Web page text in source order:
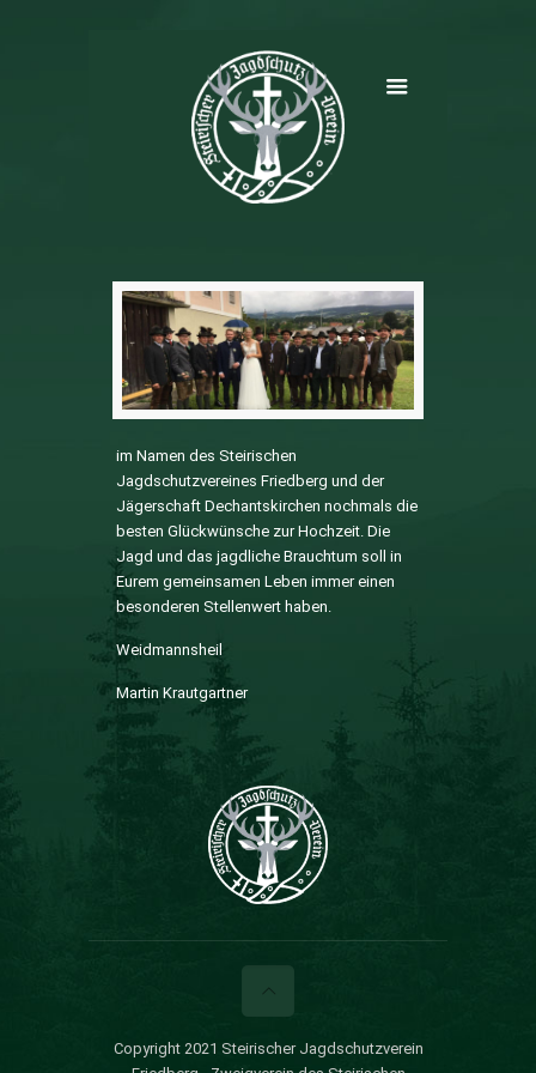
im Namen des Steirischen
Jagdschutzvereines Friedberg und der
Jägerschaft Dechantskirchen nochmals die
besten Glückwünsche zur Hochzeit. Die
Jagd und das jagdliche Brauchtum soll in
Eurem gemeinsamen Leben immer einen
besonderen Stellenwert haben.
Weidmannsheil
Martin Krautgartner
Copyright 2021 Steirischer Jagdschutzverein